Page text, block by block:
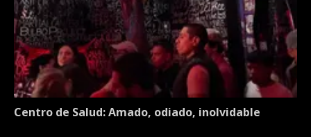
Centro de Salud: Amado, odiado, inolvidable